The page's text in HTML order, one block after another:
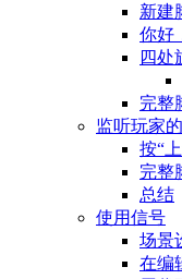
新建
你好
四处
完整
监听玩家
按“
完整
总结
使用信号
场景
在编